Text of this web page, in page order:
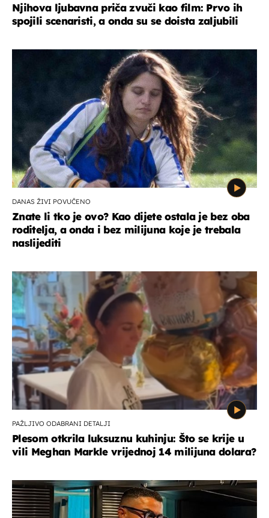
Njihova ljubavna priča zvuči kao film: Prvo ih
spojili scenaristi, a onda su se doista zaljubili
DANAS ŽIVI POVUČENO
Znate li tko je ovo? Kao dijete ostala je bez oba
roditelja, a onda i bez milijuna koje je trebala
naslijediti
PAŽLJIVO ODABRANI DETALJI
Plesom otkrila luksuznu kuhinju: Što se krije u
vili Meghan Markle vrijednoj 14 milijuna dolara?